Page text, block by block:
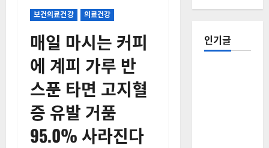
보건의료건강 의료건강
매일 마시는 커피
에 계피 가루 반
스푼 타면 고지혈
증 유발 거품
95.0% 사라진다
인기글